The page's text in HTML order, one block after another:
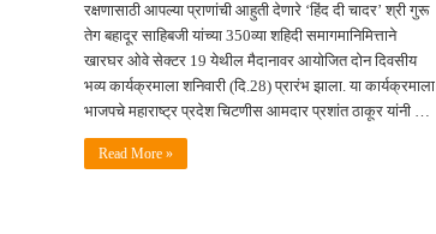
रक्षणासाठी आपल्या प्राणांची आहुती देणारे ‘हिंद दी चादर’ श्री गुरू
तेग बहादूर साहिबजी यांच्या 350व्या शहिदी समागमानिमित्ताने
खारघर ओवे सेक्टर 19 येथील मैदानावर आयोजित दोन दिवसीय
भव्य कार्यक्रमाला शनिवारी (दि.28) प्रारंभ झाला. या कार्यक्रमाला
भाजपचे महाराष्ट्र प्रदेश चिटणीस आमदार प्रशांत ठाकूर यांनी …
Read More »